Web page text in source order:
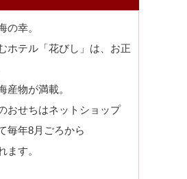
の幸。
ホテル「花びし」は、お正
産物が満載。
おせちはネットショップ
毎年8月ごろから
ます。